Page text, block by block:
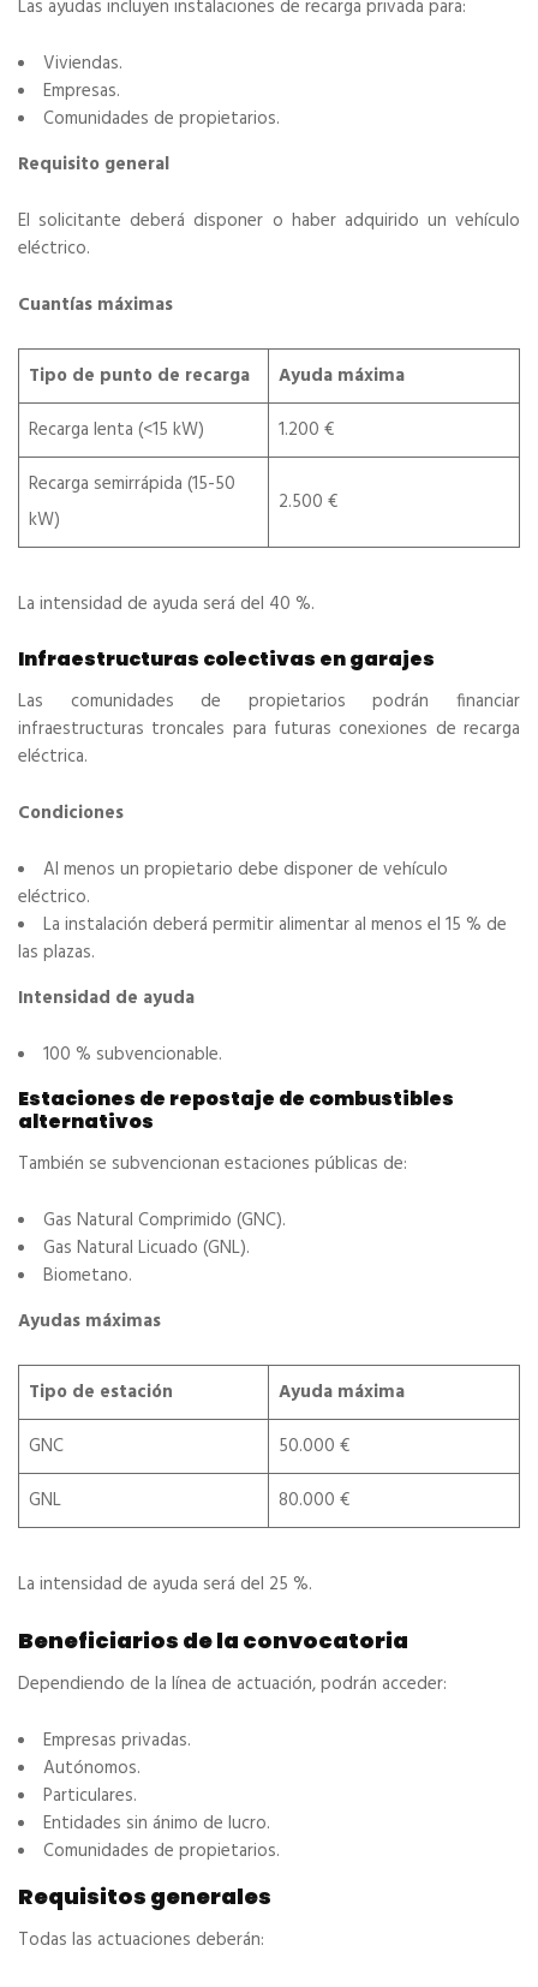
Las ayudas incluyen instalaciones de recarga privada para:
Viviendas.
Empresas.
Comunidades de propietarios.
Requisito general
El solicitante deberá disponer o haber adquirido un vehículo
eléctrico.
Cuantías máximas
Tipo de punto de recarga
Ayuda máxima
Recarga lenta (<15 kW)
1.200 €
Recarga semirrápida (15-50
kW)
2.500 €
La intensidad de ayuda será del 40 %.
Infraestructuras colectivas en garajes
Las comunidades de propietarios podrán financiar
infraestructuras troncales para futuras conexiones de recarga
eléctrica.
Condiciones
Al menos un propietario debe disponer de vehículo
eléctrico.
La instalación deberá permitir alimentar al menos el 15 % de
las plazas.
Intensidad de ayuda
100 % subvencionable.
Estaciones de repostaje de combustibles
alternativos
También se subvencionan estaciones públicas de:
Gas Natural Comprimido (GNC).
Gas Natural Licuado (GNL).
Biometano.
Ayudas máximas
Tipo de estación
Ayuda máxima
GNC
50.000 €
GNL
80.000 €
La intensidad de ayuda será del 25 %.
Beneficiarios de la convocatoria
Dependiendo de la línea de actuación, podrán acceder:
Empresas privadas.
Autónomos.
Particulares.
Entidades sin ánimo de lucro.
Comunidades de propietarios.
Requisitos generales
Todas las actuaciones deberán: